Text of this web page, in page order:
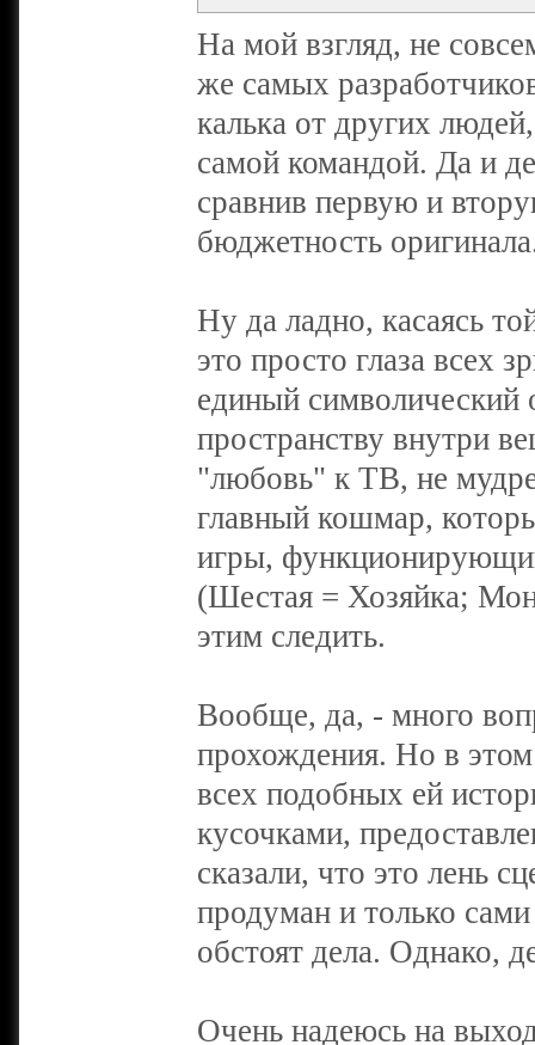
На мой взгляд, не
же самых
калька от других
самой командой. Да и
сравнив первую и
бюджетность
Ну да ладно, касаясь
это просто глаза всех
единый
пространству внутри
"любовь" к ТВ, не
главный кошмар,
игры,
(Шестая = Хозяйка;
этим следить.
Вообще, да, - много
прохождения. Но в
всех подобных ей
кусочками,
сказали, что это лень
продуман и только
обстоят дела. Однако,
Очень надеюсь на